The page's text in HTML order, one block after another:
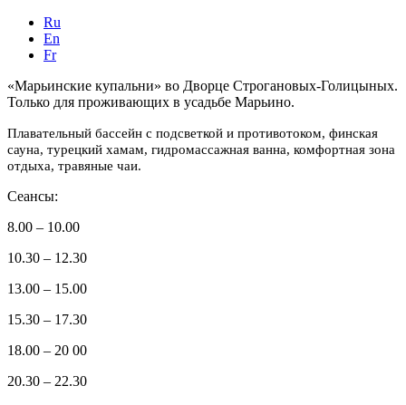
Ru
En
Fr
«Марьинские купальни» во Дворце Строгановых-Голицыных.
Только для проживающих в усадьбе Марьино.
Плавательный бассейн с подсветкой и противотоком, финская
сауна, турецкий хамам, гидромассажная ванна, комфортная зона
отдыха, травяные чаи.
Сеансы:
8.00 – 10.00
10.30 – 12.30
13.00 – 15.00
15.30 – 17.30
18.00 – 20 00
20.30 – 22.30